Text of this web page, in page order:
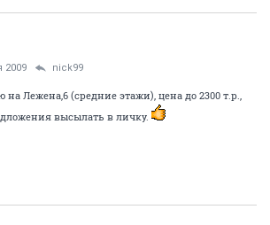
2009 nick99
Лежена,6 (средние этажи), цена до 2300 т.р.,
высылать в личку.